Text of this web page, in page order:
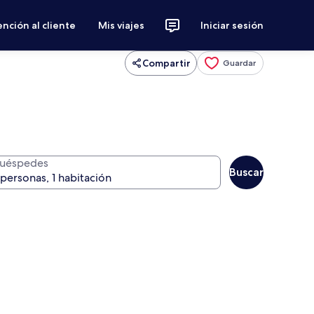
al cliente Mis viajes Iniciar sesión
Compartir Guardar
Buscar